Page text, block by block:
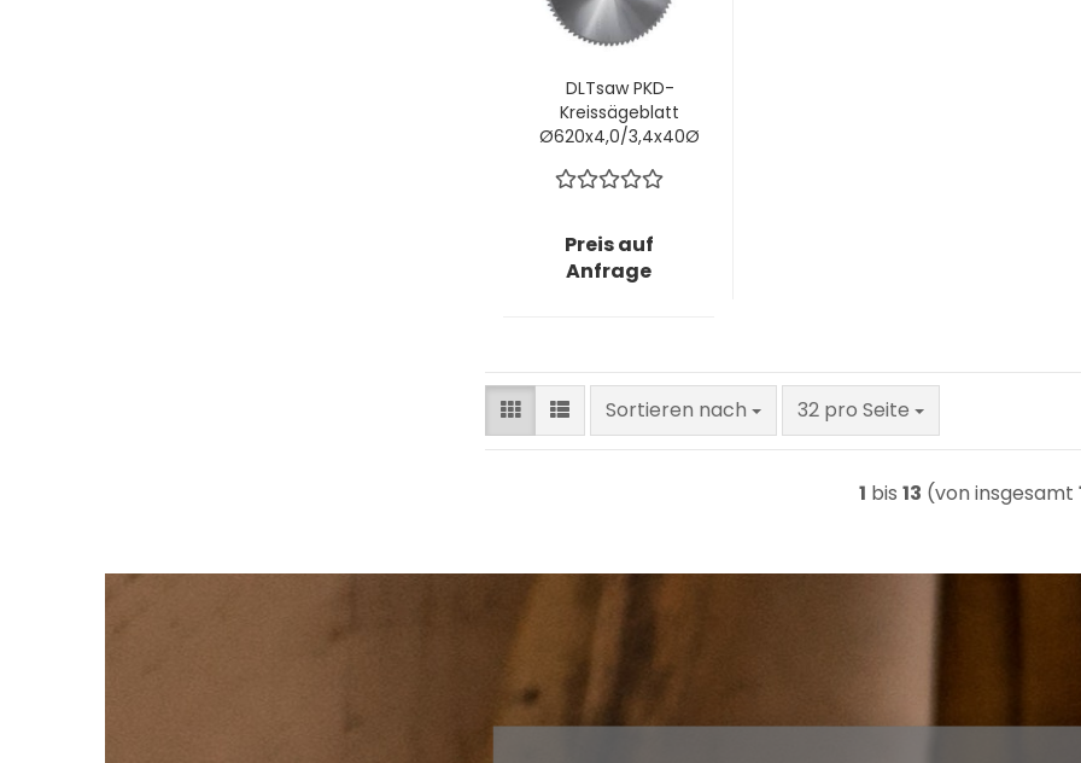
DLTsaw PKD-
Kreissägeblatt
Ø620x4,0/3,4x40Ø
Plastics!
Preis auf
Anfrage
Sortieren nach
Sortieren nach 32 pro Seite
pro Seite
1 bis 13 (von insgesamt